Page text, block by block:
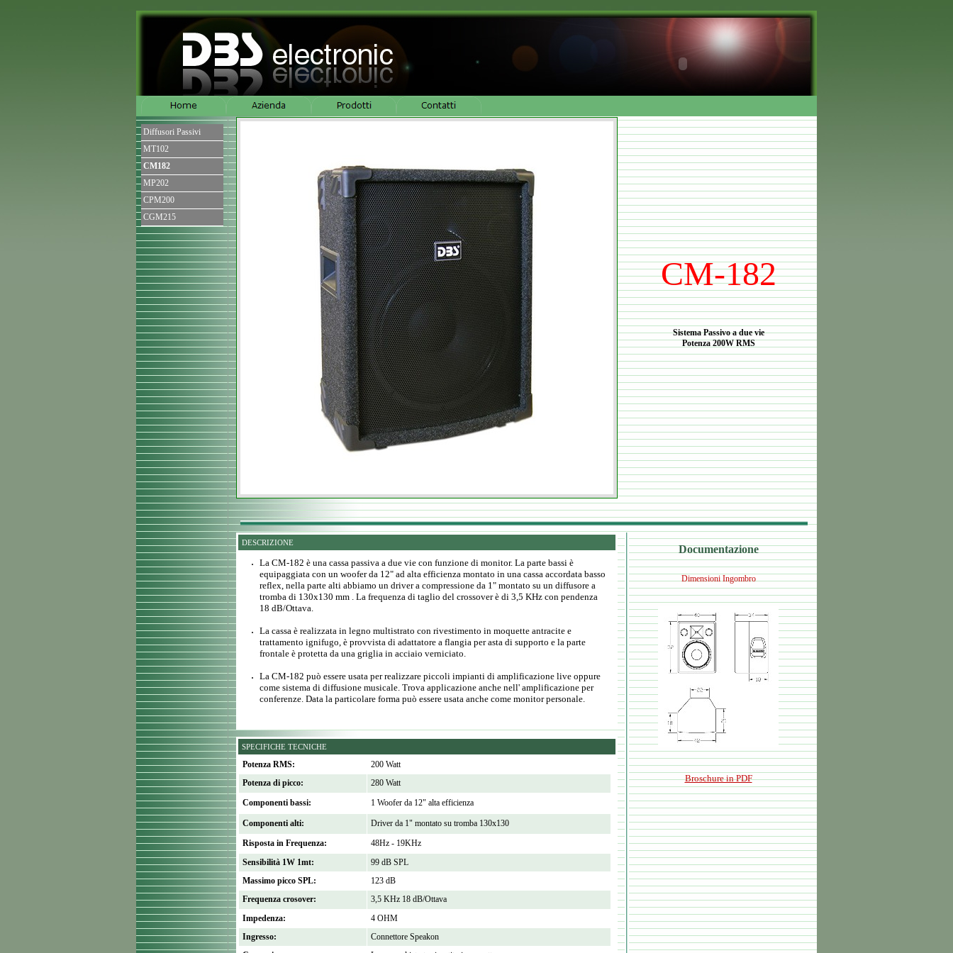
CM-182
Sistema Passivo a due vie
Potenza 200W RMS
DESCRIZIONE
La CM-182 è una cassa passiva a due vie con funzione di monitor. La parte bassi è
equipaggiata con un woofer da 12" ad alta efficienza montato in una cassa accordata basso
reflex, nella parte alti abbiamo un driver a compressione da 1" montato su un diffusore a
tromba di 130x130 mm . La frequenza di taglio del crossover è di 3,5 KHz con pendenza
18 dB/Ottava.
La cassa è realizzata in legno multistrato con rivestimento in moquette antracite e
trattamento ignifugo, è provvista di adattatore a flangia per asta di supporto e la parte
frontale è protetta da una griglia in acciaio verniciato.
La CM-182 può essere usata per realizzare piccoli impianti di amplificazione live oppure
come sistema di diffusione musicale. Trova applicazione anche nell' amplificazione per
conferenze. Data la particolare forma può essere usata anche come monitor personale.
Documentazione
Dimensioni Ingombro
Broschure in PDF
SPECIFICHE TECNICHE
Potenza RMS:
200 Watt
Potenza di picco:
280 Watt
Componenti bassi:
1 Woofer da 12" alta efficienza
Componenti alti:
Driver da 1" montato su tromba 130x130
Risposta in Frequenza:
48Hz - 19KHz
Sensibilità 1W 1mt:
99 dB SPL
Massimo picco SPL:
123 dB
Frequenza crosover:
3,5 KHz 18 dB/Ottava
Impedenza:
4 OHM
Ingresso:
Connettore Speakon
Diffusori Passivi
MT102
CM182
MP202
CPM200
CGM215